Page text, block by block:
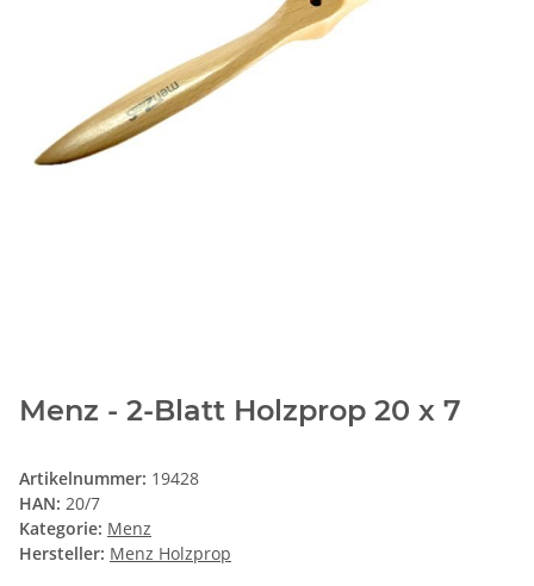
Menz - 2-Blatt Holzprop 20 x 7
Artikelnummer: 19428
HAN: 20/7
Kategorie: Menz
Hersteller: Menz Holzprop